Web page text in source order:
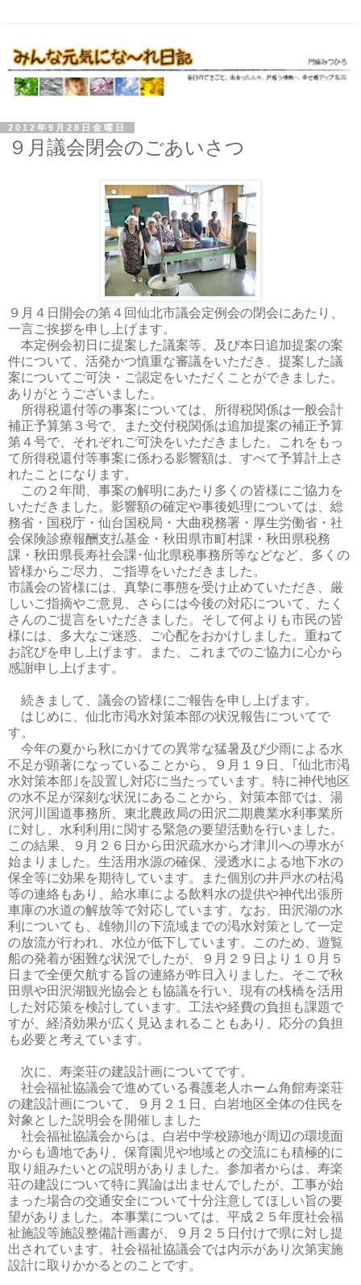
2012年9月28日金曜日
９月議会閉会のごあいさつ
９月４日開会の第４回仙北市議会定例会の閉会にあたり、
一言ご挨拶を申し上げます。
本定例会初日に提案した議案等、及び本日追加提案の案
件について、活発かつ慎重な審議をいただき、提案した議
案についてご可決・ご認定をいただくことができました。
ありがとうございました。
所得税還付等の事案については、所得税関係は一般会計
補正予算第３号で、また交付税関係は追加提案の補正予算
第４号で、それぞれご可決をいただきました。これをもっ
て所得税還付等事案に係わる影響額は、すべて予算計上さ
れたことになります。
この２年間、事案の解明にあたり多くの皆様にご協力を
いただきました。影響額の確定や事後処理については、総
務省・国税庁・仙台国税局・大曲税務署・厚生労働省・社
会保険診療報酬支払基金・秋田県市町村課・秋田県税務
課・秋田県長寿社会課･仙北県税事務所等などなど、多くの
皆様からご尽力、ご指導をいただきました。
市議会の皆様には、真摯に事態を受け止めていただき、厳
しいご指摘やご意見、さらには今後の対応について、たく
さんのご提言をいただきました。そして何よりも市民の皆
様には、多大なご迷惑、ご心配をおかけしました。重ねて
お詫びを申し上げます。また、これまでのご協力に心から
感謝申し上げます。
続きまして、議会の皆様にご報告を申し上げます。
はじめに、仙北市渇水対策本部の状況報告についてで
す。
今年の夏から秋にかけての異常な猛暑及び少雨による水
不足が顕著になっていることから、９月１９日、｢仙北市渇
水対策本部｣を設置し対応に当たっています。特に神代地区
の水不足が深刻な状況にあることから、対策本部では、湯
沢河川国道事務所、東北農政局の田沢二期農業水利事業所
に対し、水利利用に関する緊急の要望活動を行いました。
この結果、９月２６日から田沢疏水から才津川への導水が
始まりました。生活用水源の確保、浸透水による地下水の
保全等に効果を期待しています。また個別の井戸水の枯渇
等の連絡もあり、給水車による飲料水の提供や神代出張所
車庫の水道の解放等で対応しています。なお、田沢湖の水
利についても、雄物川の下流域までの渇水対策として一定
の放流が行われ、水位が低下しています。このため、遊覧
船の発着が困難な状況でしたが、９月２９日より１０月５
日まで全便欠航する旨の連絡が昨日入りました。そこで秋
田県や田沢湖観光協会とも協議を行い、現有の桟橋を活用
した対応策を検討しています。工法や経費の負担も課題で
すが、経済効果が広く見込まれることもあり、応分の負担
も必要と考えています。
次に、寿楽荘の建設計画についてです。
社会福祉協議会で進めている養護老人ホーム角館寿楽荘
の建設計画について、９月２１日、白岩地区全体の住民を
対象とした説明会を開催しました
社会福祉協議会からは、白岩中学校跡地が周辺の環境面
からも適地であり、保育園児や地域との交流にも積極的に
取り組みたいとの説明がありました。参加者からは、寿楽
荘の建設について特に異論は出ませんでしたが、工事が始
まった場合の交通安全について十分注意してほしい旨の要
望がありました。本事業については、平成２５年度社会福
祉施設等施設整備計画書が、９月２５日付けで県に対し提
出されています。社会福祉協議会では内示があり次第実施
設計に取りかかるとのことです。